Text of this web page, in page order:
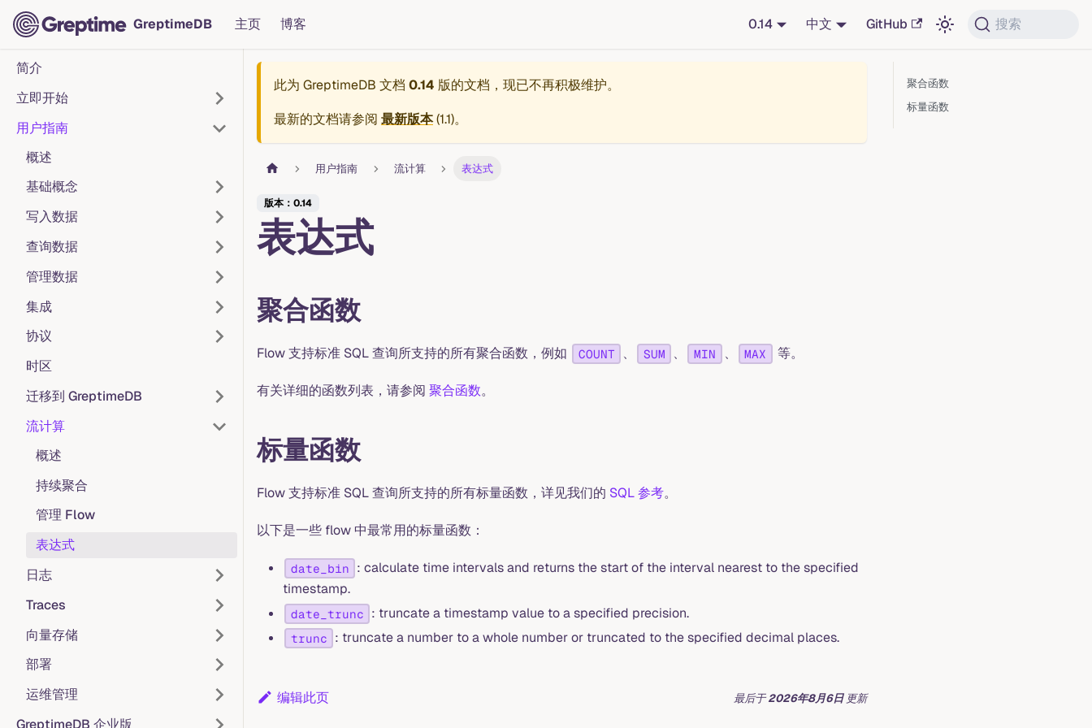
GreptimeDB 主页 博客 0.14 中文 GitHub 搜索
简介
立即开始
用户指南
概述
基础概念
写入数据
查询数据
管理数据
集成
协议
时区
迁移到 GreptimeDB
流计算
概述
持续聚合
管理 Flow
表达式
日志
Traces
向量存储
部署
运维管理
GreptimeDB 企业版
此为 GreptimeDB 文档 0.14 版的文档，现已不再积极维护。
最新的文档请参阅 最新版本(1.1)。
用户指南 流计算 表达式
版本：0.14
表达式
聚合函数
Flow 支持标准 SQL 查询所支持的所有聚合函数，例如 COUNT 、 SUM 、 MIN 、 MAX 等。
有关详细的函数列表，请参阅 聚合函数。
标量函数
Flow 支持标准 SQL 查询所支持的所有标量函数，详见我们的 SQL 参考。
以下是一些 flow 中最常用的标量函数：
date_bin
: calculate time intervals and returns the start of the interval nearest to the specified
timestamp.
date_trunc : truncate a timestamp value to a specified precision.
trunc : truncate a number to a whole number or truncated to the specified decimal places.
编辑此页 最后于2026年8月6日 更新
聚合函数
标量函数